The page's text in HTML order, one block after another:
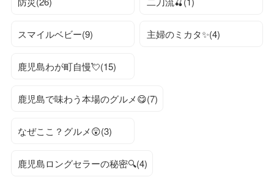
スマイルベビー(9) 主婦のミカタ✨(4)
鹿児島わが町自慢💘(15)
鹿児島で味わう本場のグルメ😋(7)
なぜここ？グルメ😲(3)
鹿児島ロングセラーの秘密🔍(4)